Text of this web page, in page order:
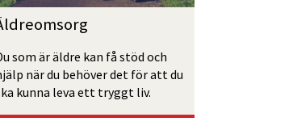
som är äldre kan få stöd och
när du behöver det för att du
kunna leva ett tryggt liv.